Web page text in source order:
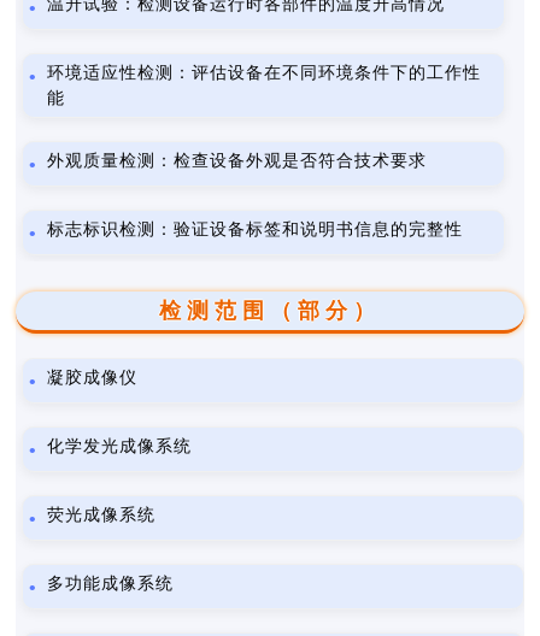
温升试验：检测设备运行时各部件的温度升高情况
环境适应性检测：评估设备在不同环境条件下的工作性
能
外观质量检测：检查设备外观是否符合技术要求
标志标识检测：验证设备标签和说明书信息的完整性
检测范围（部分）
凝胶成像仪
化学发光成像系统
荧光成像系统
多功能成像系统